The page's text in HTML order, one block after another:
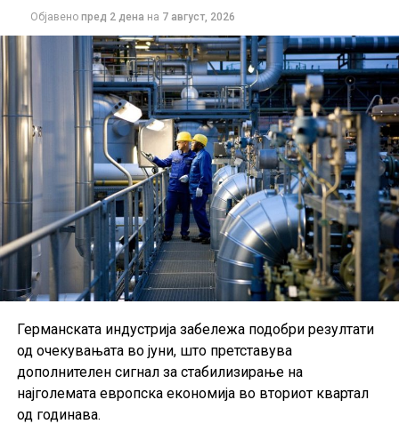
Објавено пред 2 дена на 7 август, 2026
Германската индустрија забележа подобри резултати
од очекувањата во јуни, што претставува
дополнителен сигнал за стабилизирање на
најголемата европска економија во вториот квартал
од годинава.